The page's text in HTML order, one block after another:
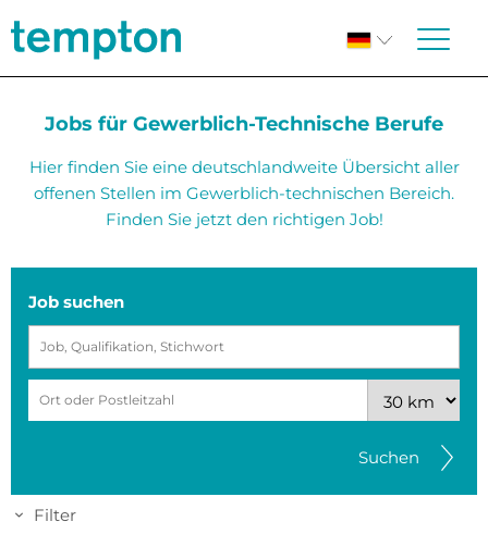
Jobs für Gewerblich-Technische Berufe
Hier finden Sie eine deutschlandweite Übersicht aller
offenen Stellen im Gewerblich-technischen Bereich.
Finden Sie jetzt den richtigen Job!
Job suchen
Suchen
Filter